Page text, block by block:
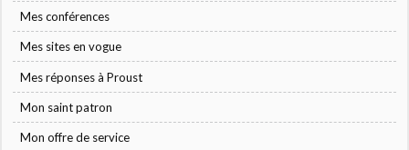
Mes conférences
Mes sites en vogue
Mes réponses à Proust
Mon saint patron
Mon offre de service